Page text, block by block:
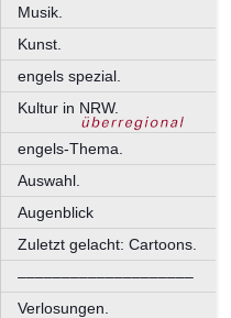
Musik.
Kunst.
engels spezial.
Kultur in NRW.
engels-Thema.
Auswahl.
Augenblick
Zuletzt gelacht: Cartoons.
––––––––––––––––––––
Verlosungen.